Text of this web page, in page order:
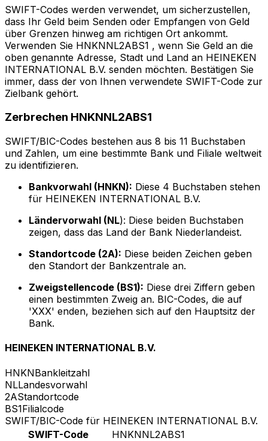
SWIFT-Codes werden verwendet, um sicherzustellen,
dass Ihr Geld beim Senden oder Empfangen von Geld
über Grenzen hinweg am richtigen Ort ankommt.
Verwenden Sie HNKNNL2ABS1 , wenn Sie Geld an die
oben genannte Adresse, Stadt und Land an HEINEKEN
INTERNATIONAL B.V. senden möchten. Bestätigen Sie
immer, dass der von Ihnen verwendete SWIFT-Code zur
Zielbank gehört.
Zerbrechen HNKNNL2ABS1
SWIFT/BIC-Codes bestehen aus 8 bis 11 Buchstaben
und Zahlen, um eine bestimmte Bank und Filiale weltweit
zu identifizieren.
Bankvorwahl (HNKN): Diese 4 Buchstaben stehen
für HEINEKEN INTERNATIONAL B.V.
Ländervorwahl (NL): Diese beiden Buchstaben
zeigen, dass das Land der Bank Niederlandeist.
Standortcode (2A): Diese beiden Zeichen geben
den Standort der Bankzentrale an.
Zweigstellencode (BS1): Diese drei Ziffern geben
einen bestimmten Zweig an. BIC-Codes, die auf
'XXX' enden, beziehen sich auf den Hauptsitz der
Bank.
HEINEKEN INTERNATIONAL B.V.
HNKNBankleitzahl
NLLandesvorwahl
2AStandortcode
BS1Filialcode
SWIFT/BIC-Code für HEINEKEN INTERNATIONAL B.V.
SWIFT-Code
HNKNNL2ABS1